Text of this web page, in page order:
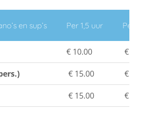
en sup’s Per 1,5 uur Per 3
€ 10.00 €
€ 15.00 €
€ 15.00 €